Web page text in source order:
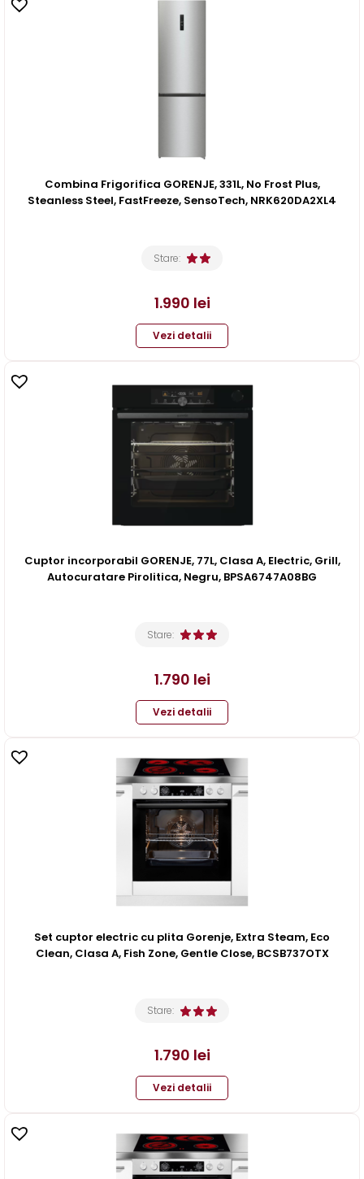
Combina Frigorifica GORENJE, 331L, No Frost Plus,
Steanless Steel, FastFreeze, SensoTech, NRK620DA2XL4
Stare:
1.990 lei
Vezi detalii
Cuptor incorporabil GORENJE, 77L, Clasa A, Electric, Grill,
Autocuratare Pirolitica, Negru, BPSA6747A08BG
Stare:
1.790 lei
Vezi detalii
Set cuptor electric cu plita Gorenje, Extra Steam, Eco
Clean, Clasa A, Fish Zone, Gentle Close, BCSB737OTX
Stare:
1.790 lei
Vezi detalii